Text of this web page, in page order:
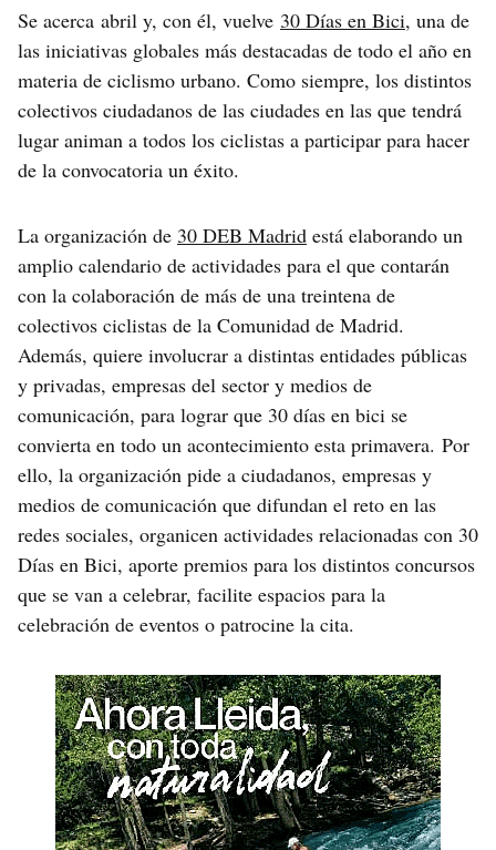
Se acerca abril y, con él, vuelve 30 Días en Bici, una de
las iniciativas globales más destacadas de todo el año en
materia de ciclismo urbano. Como siempre, los distintos
colectivos ciudadanos de las ciudades en las que tendrá
lugar animan a todos los ciclistas a participar para hacer
de la convocatoria un éxito.
La organización de 30 DEB Madrid está elaborando un
amplio calendario de actividades para el que contarán
con la colaboración de más de una treintena de
colectivos ciclistas de la Comunidad de Madrid.
Además, quiere involucrar a distintas entidades públicas
y privadas, empresas del sector y medios de
comunicación, para lograr que 30 días en bici se
convierta en todo un acontecimiento esta primavera. Por
ello, la organización pide a ciudadanos, empresas y
medios de comunicación que difundan el reto en las
redes sociales, organicen actividades relacionadas con 30
Días en Bici, aporte premios para los distintos concursos
que se van a celebrar, facilite espacios para la
celebración de eventos o patrocine la cita.